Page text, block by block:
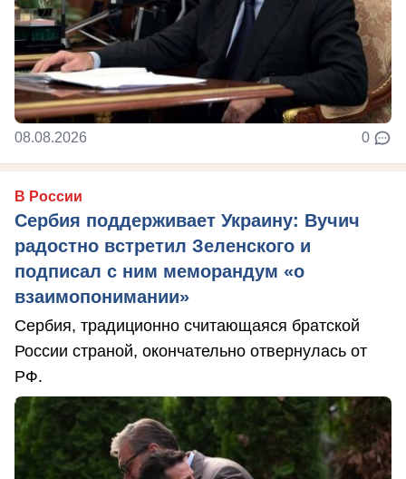
08.08.2026 0
В России
Сербия поддерживает Украину: Вучич
радостно встретил Зеленского и
подписал с ним меморандум «о
взаимопонимании»
Сербия, традиционно считающаяся братской
России страной, окончательно отвернулась от
РФ.